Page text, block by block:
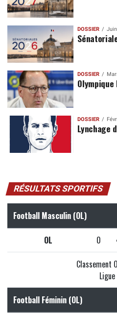
DOSSIER
DOSSIER
Olympique
DOSSIER
Lynchage
RÉSULTATS SPORTIFS
Football Masculin (OL)
OL 0
Classement
Ligue
Football Féminin (OL)